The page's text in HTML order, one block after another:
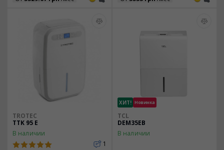
TROTEC
TTK 95 E
В наличии
1
ХИТ! Новинка
TCL
DEM35EB
В наличии